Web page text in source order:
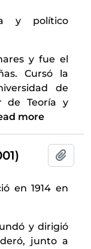
y político
y fue el
Cursó la
de
de Teoría y
more
en 1914 en
y dirigió
junto a